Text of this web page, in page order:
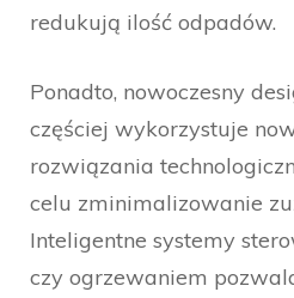
redukują ilość odpadów.
Ponadto, nowoczesny
częściej wykorzystuje
rozwiązania
celu zminimalizowanie
Inteligentne systemy
czy ogrzewaniem